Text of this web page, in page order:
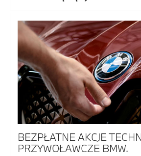
BEZPŁATNE AKCJE
PRZYWOŁAWCZE BMW.